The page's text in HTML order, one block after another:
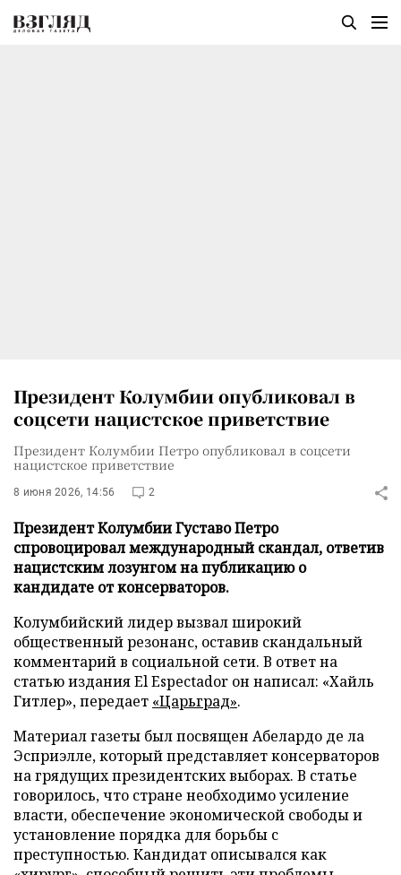
Президент Колумбии опубликовал в
соцсети нацистское приветствие
Президент Колумбии Петро опубликовал в соцсети
нацистское приветствие
8 июня 2026, 14:56 2
Президент Колумбии Густаво Петро
спровоцировал международный скандал, ответив
нацистским лозунгом на публикацию о
кандидате от консерваторов.
Колумбийский лидер вызвал широкий
общественный резонанс, оставив скандальный
комментарий в социальной сети. В ответ на
статью издания El Espectador он написал: «Хайль
Гитлер», передает «Царьград».
Материал газеты был посвящен Абелардо де ла
Эсприэлле, который представляет консерваторов
на грядущих президентских выборах. В статье
говорилось, что стране необходимо усиление
власти, обеспечение экономической свободы и
установление порядка для борьбы с
преступностью. Кандидат описывался как